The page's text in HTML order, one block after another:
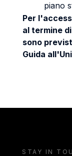
piano
Per
al termine
sono
Guida
STAY IN